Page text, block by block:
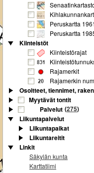
Peruskartta
Peruskartta
Kiinteistöt
Kiinteistörajat
Rajamerkit
Rajamerkin
Osoitteet, tiennimet,
Myytävät tontit
Palvelut (275)
Liikuntapalvelut
Liikuntapaikat
Liikuntareitit
Linkit
Säkylän kunta
Karttatiimi